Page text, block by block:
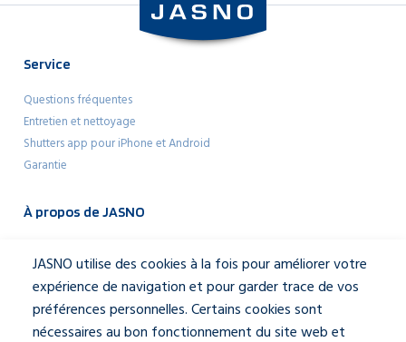
Service
Questions fréquentes
Entretien et nettoyage
Shutters app pour iPhone et Android
Garantie
À propos de JASNO
Mediakit
À propos de JASNO
Notre équipe
Contactez-nous
JASNO utilise des cookies à la fois pour améliorer votre
expérience de navigation et pour garder trace de vos
préférences personnelles. Certains cookies sont
nécessaires au bon fonctionnement du site web et